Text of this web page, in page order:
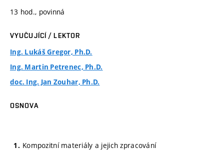
13 hod., povinná
VYUČUJÍCÍ / LEKTOR
Ing. Lukáš Gregor, Ph.D.
Ing. Martin Petrenec, Ph.D.
doc. Ing. Jan Zouhar, Ph.D.
OSNOVA
Kompozitní materiály a jejich zpracování